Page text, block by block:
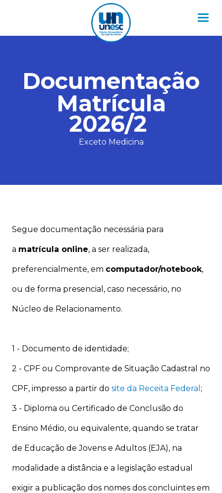
Documentação
Matrícula
2026/2
Exceto Medicina
Segue documentação necessária para
a matrícula online, a ser realizada,
preferencialmente, em computador/notebook,
ou de forma presencial, caso necessário, no
Núcleo de Relacionamento.
1 - Documento de identidade;
2 - CPF ou Comprovante de Situação Cadastral no
CPF, impresso a partir do site da Receita Federal ;
3 - Diploma ou Certificado de Conclusão do
Ensino Médio, ou equivalente, quando se tratar
de Educação de Jovens e Adultos (EJA), na
modalidade a distância e a legislação estadual
exigir a publicação dos nomes dos concluintes em